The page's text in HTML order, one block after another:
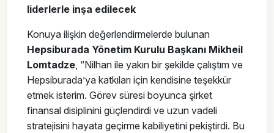
liderlerle inşa edilecek
Konuya ilişkin değerlendirmelerde bulunan
Hepsiburada Yönetim Kurulu Başkanı Mikheil
Lomtadze , “Nilhan ile yakın bir şekilde çalıştım ve
Hepsiburada’ya katkıları için kendisine teşekkür
etmek isterim. Görev süresi boyunca şirket
finansal disiplinini güçlendirdi ve uzun vadeli
stratejisini hayata geçirme kabiliyetini pekiştirdi. Bu